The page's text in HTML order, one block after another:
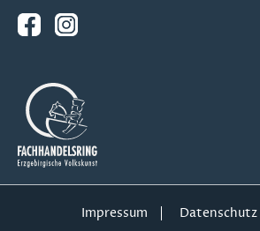
Impressum Datenschutz